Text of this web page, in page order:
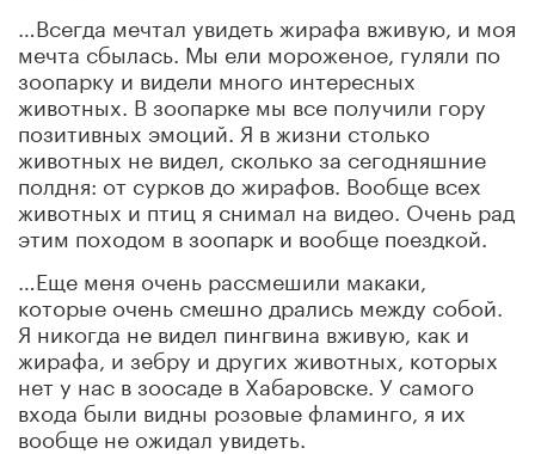
…Всегда мечтал увидеть жирафа вживую, и моя
мечта сбылась. Мы ели мороженое, гуляли по
зоопарку и видели много интересных
животных. В зоопарке мы все получили гору
позитивных эмоций. Я в жизни столько
животных не видел, сколько за сегодняшние
полдня: от сурков до жирафов. Вообще всех
животных и птиц я снимал на видео. Очень рад
этим походом в зоопарк и вообще поездкой.
…Еще меня очень рассмешили макаки,
которые очень смешно дрались между собой.
Я никогда не видел пингвина вживую, как и
жирафа, и зебру и других животных, которых
нет у нас в зоосаде в Хабаровске. У самого
входа были видны розовые фламинго, я их
вообще не ожидал увидеть.